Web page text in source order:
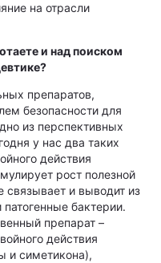
на отрасли
и над поиском
препаратов,
безопасности для
из перспективных
у нас два таких
действия
рост полезной
и выводит из
бактерии.
препарат –
действия
и симетикона),